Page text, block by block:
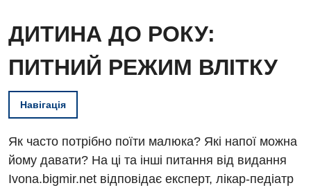
ДИТИНА ДО РОКУ:
ПИТНИЙ РЕЖИМ ВЛІТКУ
Навігація
Як часто потрібно поїти малюка? Які напої можна
йому давати? На ці та інші питання від видання
Ivona.bigmir.net відповідає експерт, лікар-педіатр